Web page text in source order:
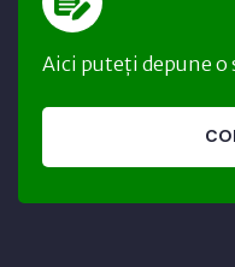
Aici puteți depune